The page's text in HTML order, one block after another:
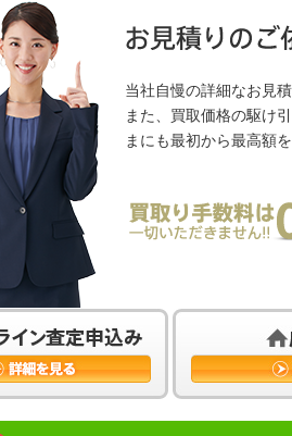
当社自慢の詳細なお見
また、買取価格の駆け
まにも最初から最高額